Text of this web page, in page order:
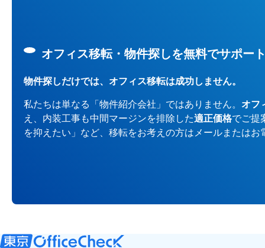
オフィス移転・物件探しを無料でサポー
物件探しだけでは、オフィス移転は成功しません。
私たちは単なる「物件紹介会社」ではありません。 オフ
え、内装工事も中間マージンを排除した適正価格でご提
を抑えたい」など、移転をお考えの方はメールまたは